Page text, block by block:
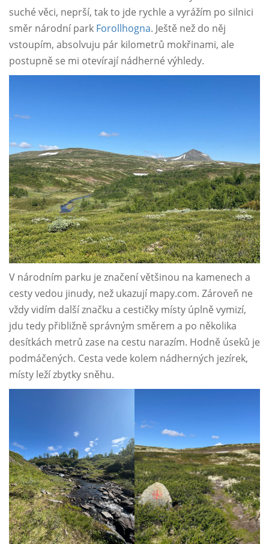
suché věci, neprší, tak to jde rychle a vyrážím po silnici
směr národní park Forollhogna. Ještě než do něj
vstoupím, absolvuju pár kilometrů mokřinami, ale
postupně se mi otevírají nádherné výhledy.
V národním parku je značení většinou na kamenech a
cesty vedou jinudy, než ukazují mapy.com. Zároveň ne
vždy vidím další značku a cestičky místy úplně vymizí,
jdu tedy přibližně správným směrem a po několika
desítkách metrů zase na cestu narazím. Hodně úseků je
podmáčených. Cesta vede kolem nádherných jezírek,
místy leží zbytky sněhu.